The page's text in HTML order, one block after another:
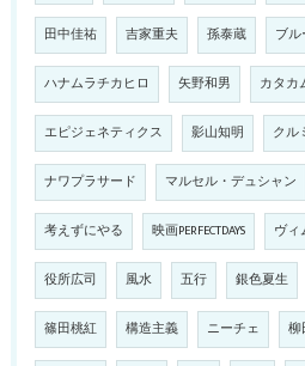
田中佳祐 吉家重夫 孫泰蔵 ブ
ハナムラチカヒロ 矢野和男 カタカ
エピジェネティクス 影山知明 クル
ナワプラサード マルセル・デュシャン
考えずにやる 映画PERFECTDAYS ヴィ
役所広司 風水 五行 銀色夏生
篠田桃紅 構造主義 ニーチェ 柳